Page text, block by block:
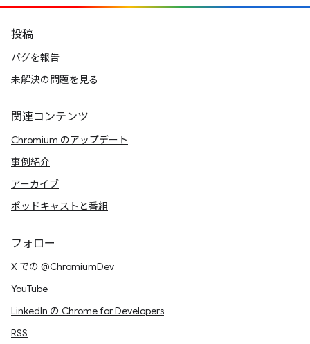
投稿
バグを報告
未解決の問題を見る
関連コンテンツ
Chromium のアップデート
事例紹介
アーカイブ
ポッドキャストと番組
フォロー
X での @ChromiumDev
YouTube
LinkedIn の Chrome for Developers
RSS